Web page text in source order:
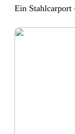
Ein Stahlcarport